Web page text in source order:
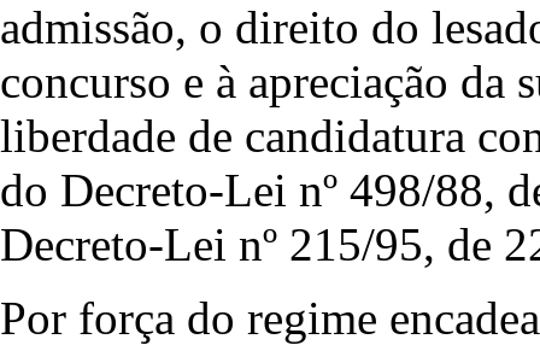
admissão, o direito do
concurso e à apreciação da
liberdade de candidatura
do Decreto-Lei nº 498/88,
Decreto-Lei nº 215/95, de
Por força do regime